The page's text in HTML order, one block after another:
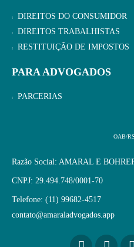
DIREITOS DO CONSUMIDOR
DIREITOS TRABALHISTAS
RESTITUIÇÃO DE IMPOSTOS
PARA ADVOGADOS
PARCERIAS
OAB/
Razão Social: AMARAL E
CNPJ: 29.494.748/0001-70
Telefone: (11) 99682-4517
contato@amaraladvogados.app